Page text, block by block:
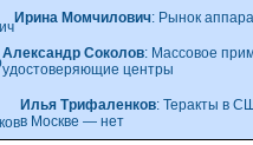
Ирина Момчилович: Рынок
Александр Соколов: Массовое
удостоверяющие центры
Илья Трифаленков: Теракты в
в Москве — нет